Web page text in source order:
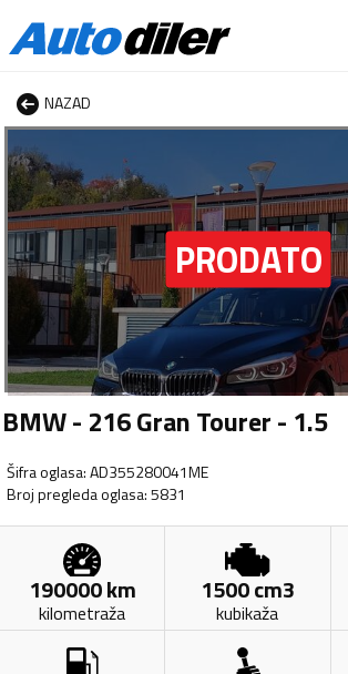
NAZAD
BMW - 216 Gran Tourer - 1.5
Šifra oglasa:AD355280041ME
Broj pregleda oglasa:5831
190000km
kilometraža
1500cm3
kubikaža